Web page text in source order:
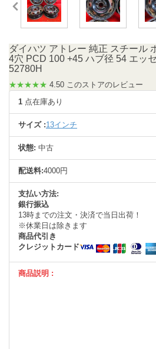
ダイハツ アトレー 純正 スチール
4穴 PCD 100 +45 ハブ径 54 エッ
52780H
★★★★★ 4.50 このストアのレビュー
1 点在庫あり
サイズ :13インチ
状態: 中古
配送料:4000円
支払い方法:
銀行振込
13時までの注文・決済で当日出荷！
※休業日は除きます
商品代引き
クレジットカード
商品説明 :